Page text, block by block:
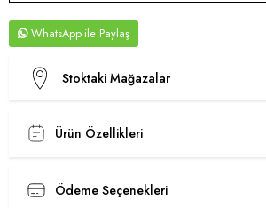
WhatsApp
Stoktaki Mağazalar
Ürün Özellikleri
Ödeme Seçenekleri